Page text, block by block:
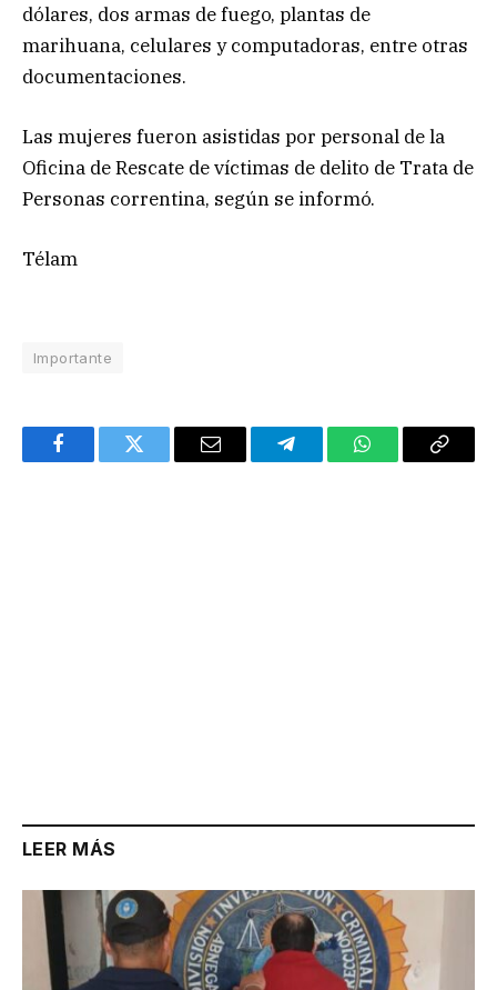
dólares, dos armas de fuego, plantas de
marihuana, celulares y computadoras, entre otras
documentaciones.
Las mujeres fueron asistidas por personal de la
Oficina de Rescate de víctimas de delito de Trata de
Personas correntina, según se informó.
Télam
Importante
FacebookTwitter Email TelegramWhatsAppCopy
LEER MÁS